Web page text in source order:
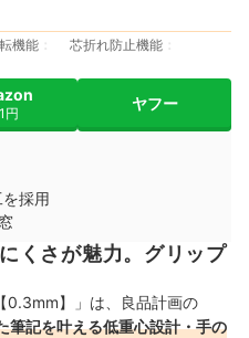
機能
芯折れ防止機能
円
ヤフー
採用
くさが魅力。グリップ
0.3mm】」は、良品計画の
筆記を叶える低重心設計・手の